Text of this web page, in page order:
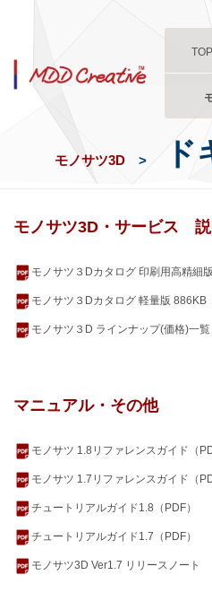
TOP
モノサツ3D > ド
モノサツ3D・サービス
モノサツ３Dカタログ 印刷用高精細
モノサツ３Dカタログ 軽量版 886KB
モノサツ３D ラインナップ(価格)一覧
マニュアル・その他
モノサツ 1.8リファレンスガイド（
モノサツ 1.7リファレンスガイド（
チュートリアルガイド1.8（PDF）
チュートリアルガイド1.7（PDF）
モノサツ3D Ver1.7 リリースノート